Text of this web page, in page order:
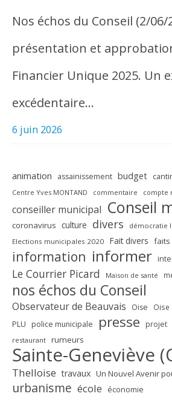
Nos échos du Conseil (2/06/
présentation et
Financier Unique 2025. Un
excédentaire…
6 juin 2026
animation assainissement budget
Centre Yves MONTAND commentaire compte
conseiller municipal Conseil
coronavirus culture divers démocratie
Elections municipales 2020 Fait divers faits
information informer
Le Courrier Picard Maison de santé
nos échos du Conseil
Observateur de Beauvais Oise Oise
PLU police municipale presse projet
restaurant rumeurs
Sainte-Geneviève
Thelloise travaux Un Nouvel Avenir
urbanisme école économie